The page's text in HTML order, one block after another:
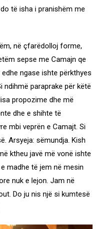
të isha i pranishëm me
në çfarëdolloj forme,
sepse me Camajn qe
ngase ishte përkthyes
ndihmë paraprake për këtë
propozime dhe më
dhe e shihte të
mbi veprën e Camajt. Si
Arsyeja: sëmundja. Kish
ktheu javë më vonë ishte
madhe të jem në mesin
nuk e lejon. Jam në
Do ju nis një si kumtesë